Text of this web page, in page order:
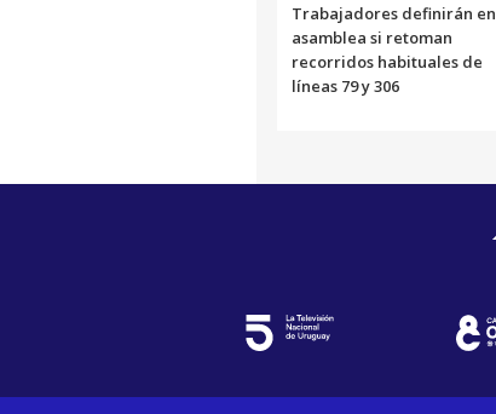
Trabajadores definirán en
asamblea si retoman
recorridos habituales de
líneas 79 y 306